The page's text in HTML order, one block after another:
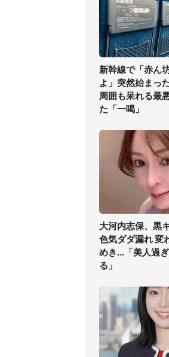
新幹線で「赤ん
よ」突然始まっ
周囲も呆れる最
た「一喝」
大河内志保、黒
色気ダダ漏れ 変
めき...「美人過
る」